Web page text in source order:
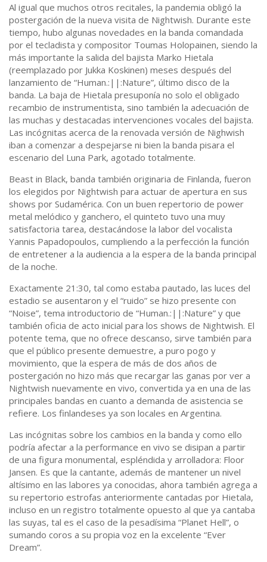
Al igual que muchos otros recitales, la pandemia obligó la
postergación de la nueva visita de Nightwish. Durante este
tiempo, hubo algunas novedades en la banda comandada
por el tecladista y compositor Toumas Holopainen, siendo la
más importante la salida del bajista Marko Hietala
(reemplazado por Jukka Koskinen) meses después del
lanzamiento de “Human.:||:Nature”, último disco de la
banda. La baja de Hietala presuponía no solo el obligado
recambio de instrumentista, sino también la adecuación de
las muchas y destacadas intervenciones vocales del bajista.
Las incógnitas acerca de la renovada versión de Nighwish
iban a comenzar a despejarse ni bien la banda pisara el
escenario del Luna Park, agotado totalmente.
Beast in Black, banda también originaria de Finlanda, fueron
los elegidos por Nightwish para actuar de apertura en sus
shows por Sudamérica. Con un buen repertorio de power
metal melódico y ganchero, el quinteto tuvo una muy
satisfactoria tarea, destacándose la labor del vocalista
Yannis Papadopoulos, cumpliendo a la perfección la función
de entretener a la audiencia a la espera de la banda principal
de la noche.
Exactamente 21:30, tal como estaba pautado, las luces del
estadio se ausentaron y el “ruido” se hizo presente con
“Noise”, tema introductorio de “Human.:||:Nature” y que
también oficia de acto inicial para los shows de Nightwish. El
potente tema, que no ofrece descanso, sirve también para
que el público presente demuestre, a puro pogo y
movimiento, que la espera de más de dos años de
postergación no hizo más que recargar las ganas por ver a
Nightwish nuevamente en vivo, convertida ya en una de las
principales bandas en cuanto a demanda de asistencia se
refiere. Los finlandeses ya son locales en Argentina.
Las incógnitas sobre los cambios en la banda y como ello
podría afectar a la performance en vivo se disipan a partir
de una figura monumental, espléndida y arrolladora: Floor
Jansen. Es que la cantante, además de mantener un nivel
altísimo en las labores ya conocidas, ahora también agrega a
su repertorio estrofas anteriormente cantadas por Hietala,
incluso en un registro totalmente opuesto al que ya cantaba
las suyas, tal es el caso de la pesadísima “Planet Hell”, o
sumando coros a su propia voz en la excelente “Ever
Dream”.